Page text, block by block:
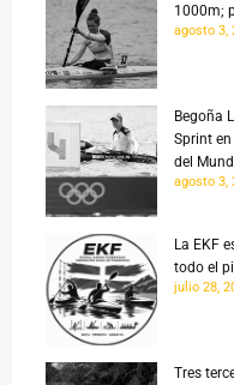
1000m;
agosto 3,
Begoña
Sprint
del
agosto 3,
La EKF
todo el
julio 28,
Tres